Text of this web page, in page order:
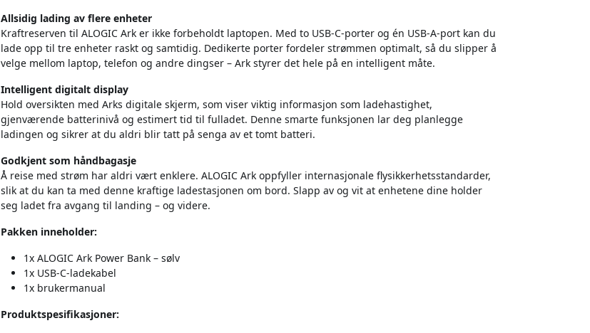
Allsidig lading av flere enheter
Kraftreserven til ALOGIC Ark er ikke forbeholdt laptopen. Med to USB-C-porter og én USB-A-port kan du
lade opp til tre enheter raskt og samtidig. Dedikerte porter fordeler strømmen optimalt, så du slipper å
velge mellom laptop, telefon og andre dingser – Ark styrer det hele på en intelligent måte.
Intelligent digitalt display
Hold oversikten med Arks digitale skjerm, som viser viktig informasjon som ladehastighet,
gjenværende batterinivå og estimert tid til fulladet. Denne smarte funksjonen lar deg planlegge
ladingen og sikrer at du aldri blir tatt på senga av et tomt batteri.
Godkjent som håndbagasje
Å reise med strøm har aldri vært enklere. ALOGIC Ark oppfyller internasjonale flysikkerhetsstandarder,
slik at du kan ta med denne kraftige ladestasjonen om bord. Slapp av og vit at enhetene dine holder
seg ladet fra avgang til landing – og videre.
Pakken inneholder:
1x ALOGIC Ark Power Bank – sølv
1x USB-C-ladekabel
1x brukermanual
Produktspesifikasjoner: